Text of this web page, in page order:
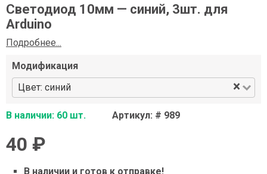
Светодиод 10мм — синий, 3шт. для
Arduino
Подробнее...
Модификация
Цвет: синий
×
В наличии: 60 шт. Артикул: # 989
40 ₽
В наличии и готов к отправке!